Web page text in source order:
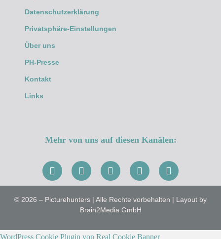
Datenschutzerklärung
Privatsphäre-Einstellungen
Über uns
PH-Presse
Kontakt
Links
Mehr von uns auf diesen Kanälen:
© 2026 – Picturehunters | Alle Rechte vorbehalten | Layout by
Brain2Media GmbH
WordPress Cookie Plugin von Real Cookie Banner